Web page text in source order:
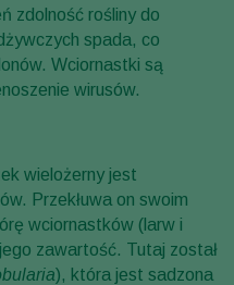
zdolność rośliny do
spada, co
Wciornastki są
wirusów.
wielożerny jest
Przekłuwa on swoim
wciornastków (larw i
zawartość. Tutaj został
), która jest sadzona